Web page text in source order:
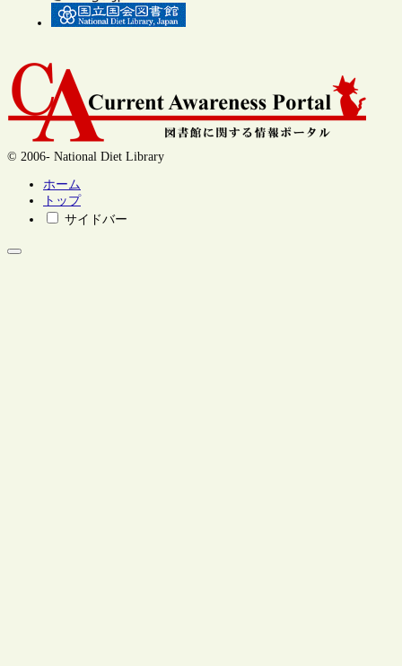
© 2006- National Diet Library
ホーム
トップ
サイドバー